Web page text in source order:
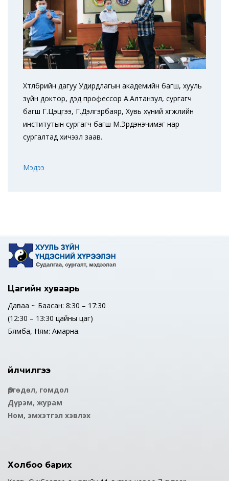
Хөтөлбөрийн дагуу Удирдлагын академийн багш, хууль
зүйн доктор, дэд профессор А.Алтанзул, сургагч
багш Г.Цэцгээ, Г.Дэлгэрбаяр, Хувь хүний хөгжлийн
институтын сургагч багш М.Эрдэнэчимэг нар
сургалтад хичээл заав.
Мэдээ
Цагийн хуваарь
Даваа ~ Баасан: 8:30 – 17:30
(12:30 – 13:30 цайны цаг)
Бямба, Ням: Амарна.
Үйлчилгээ
Өргөдөл, гомдол
Дүрэм, журам
Ном, эмхэтгэл хэвлэх
Холбоо барих